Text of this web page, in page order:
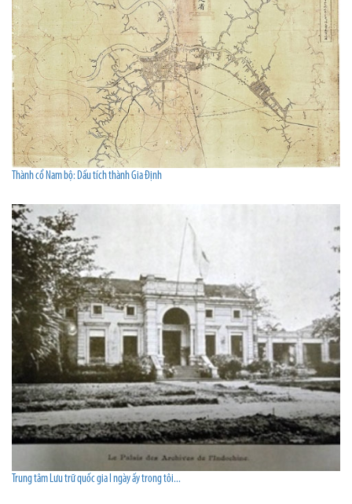
Thành cổ Nam bộ: Dấu tích thành Gia Định
Trung tâm Lưu trữ quốc gia I ngày ấy trong tôi...